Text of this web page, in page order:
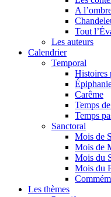
A
Tout
Les auteurs
Calendrier
Temporal
Histoires
Carême
Temps
Temps
Sanctoral
Mois de
Mois de
Mois du
Mois du
Les thèmes